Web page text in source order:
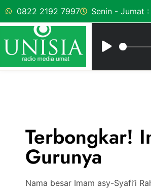
0822 2192 7997 Senin - Jumat
Terbongkar!
Gurunya
Nama besar Imam asy-Syafi’i